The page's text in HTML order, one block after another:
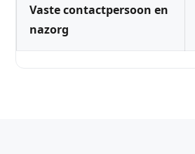
Vaste contactpersoon en
nazorg